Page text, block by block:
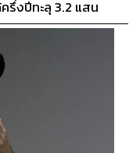
รึ่งปีทะลุ 3.2 แสน